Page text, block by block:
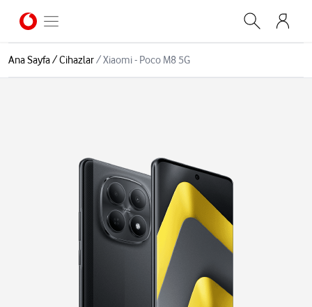
Ana Sayfa/Cihazlar/Xiaomi - Poco M8 5G